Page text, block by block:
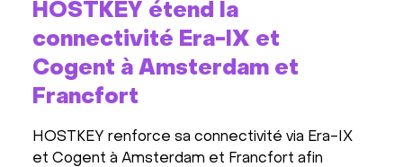
HOSTKEY étend la
connectivité Era-IX et
Cogent à Amsterdam et
Francfort
HOSTKEY renforce sa connectivité via Era-IX
et Cogent à Amsterdam et Francfort afin